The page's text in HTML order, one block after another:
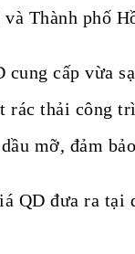
Thành phố
cấp vừa
rác thải công
mỡ, đảm
QD đưa ra